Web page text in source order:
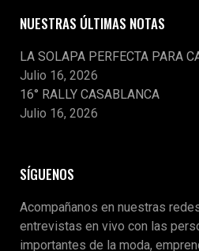
NUESTRAS ÚLTIMAS NOTAS
LA SOLAPA PERFECTA PARA
Julio 16, 2026
16° RALLY CASABLANCA
Julio 16, 2026
SÍGUENOS
Acompañanos en nuestras
entrevistas en vivo con las
importantes de la moda,